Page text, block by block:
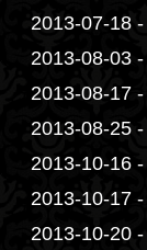
2013-07-18
2013-08-03
2013-08-17
2013-08-25
2013-10-16
2013-10-17
2013-10-20